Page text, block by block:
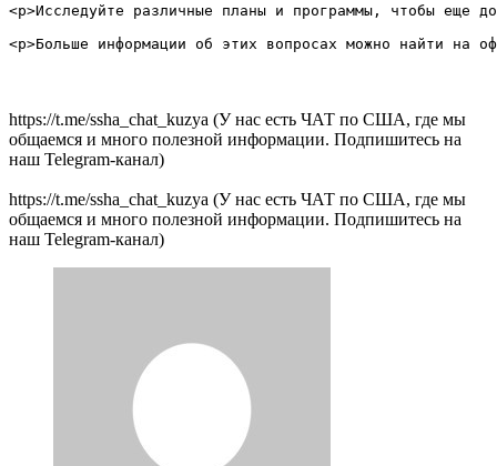
<p>Исследуйте различные планы и программы, чтобы еще
https://t.me/ssha_chat_kuzya (У нас есть ЧАТ по США, где мы
общаемся и много полезной информации. Подпишитесь на
наш Telegram-канал)
https://t.me/ssha_chat_kuzya (У нас есть ЧАТ по США, где мы
общаемся и много полезной информации. Подпишитесь на
наш Telegram-канал)